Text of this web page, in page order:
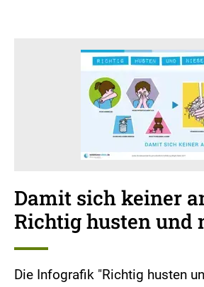
Damit sich keiner
Richtig husten und
Die Infografik "Richtig husten